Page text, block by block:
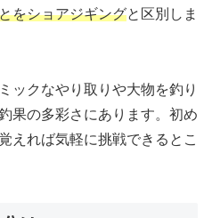
をショアジギングと区別しま
ックなやり取りや大物を釣り
果の多彩さにあります。初め
えれば気軽に挑戦できるとこ